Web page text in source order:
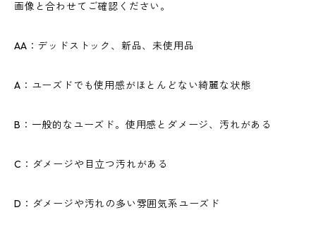
画像と合わせてご確認ください。
AA：デッドストック、新品、未使用品
A：ユーズドでも使用感がほとんどない綺麗な状態
B：一般的なユーズド。使用感とダメージ、汚れがある
C：ダメージや目立つ汚れがある
D：ダメージや汚れの多い雰囲気系ユーズド